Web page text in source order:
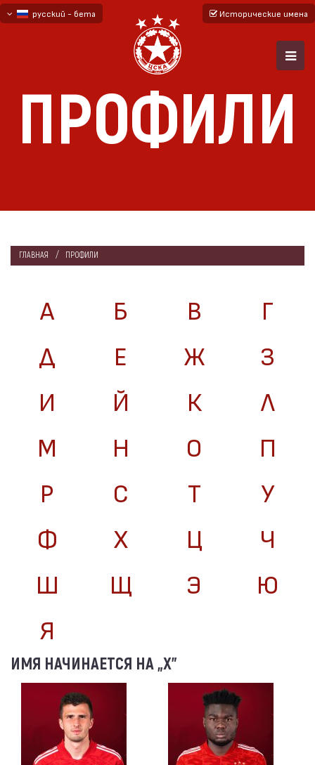
русский - бета
Исторические имена
ПРОФИЛИ
ГЛАВНАЯ ПРОФИЛИ
А Б В
Г
Д
Е Ж
З
И
Й К
Л
М
Н О
П
Р
С Т
У
Ф
Х Ц
Ч
Ш
Щ Э
Ю
Я
ИМЯ НАЧИНАЕТСЯ НА „Х”